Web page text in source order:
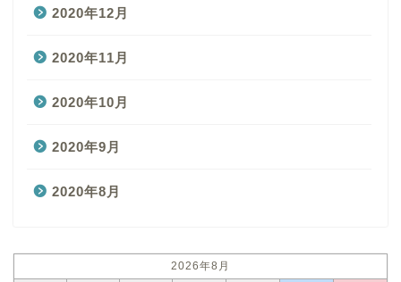
2020年12月
2020年11月
2020年10月
2020年9月
2020年8月
2026年8月